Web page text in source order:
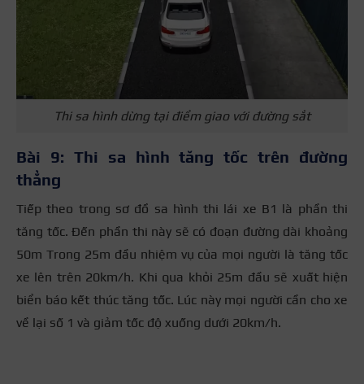
Thi sa hình dừng tại điểm giao với đường sắt
Bài 9: Thi sa hình tăng tốc trên đường
thẳng
Tiếp theo trong sơ đồ sa hình thi lái xe B1 là phần thi
tăng tốc. Đến phần thi này sẽ có đoạn đường dài khoảng
50m Trong 25m đầu nhiệm vụ của mọi người là tăng tốc
xe lên trên 20km/h. Khi qua khỏi 25m đầu sẽ xuất hiện
biển báo kết thúc tăng tốc. Lúc này mọi người cần cho xe
về lại số 1 và giảm tốc độ xuống dưới 20km/h.